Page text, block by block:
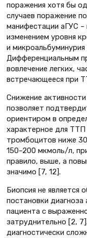
поражения хотя бы
случаев поражение
манифестации аГУС
изменением уровня
и
Дифференциальным
вовлечение легких,
встречающееся при
Снижение
позволяет
ориентиром в
характерное для ТТП
тромбоцитов ниже
150–200 мкмоль/л,
правило, выше, а
значимо [7, 12].
Биопсия не является
постановки
пациента с
затруднительно [2,
диагностически